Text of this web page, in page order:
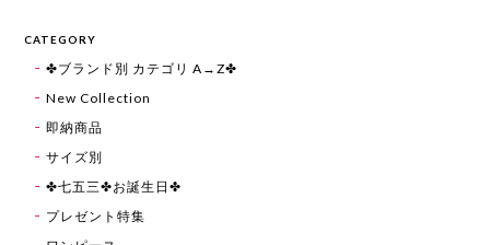
CATEGORY
✤ブランド別 カテゴリ A→Z✤
New Collection
即納商品
サイズ別
✤七五三✤お誕生日✤
プレゼント特集